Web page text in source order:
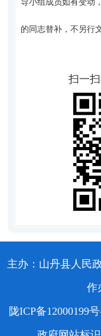
导小组成员如有变动
的同志替补，不另行文
扫一
主办：山丹县人民
作
陇ICP备12000199